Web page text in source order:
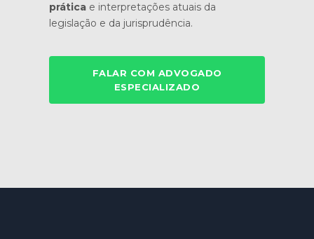
prática e interpretações atuais da
legislação e da jurisprudência.
FALAR COM ADVOGADO
ESPECIALIZADO